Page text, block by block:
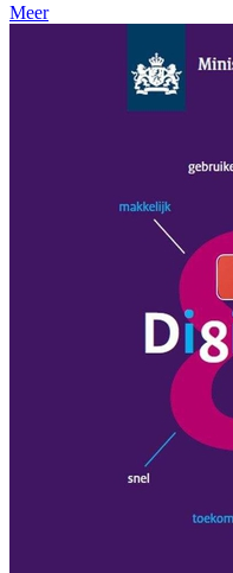
Meer